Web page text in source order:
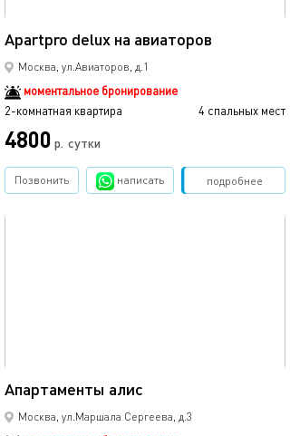
Apartpro delux на авиаторов
Москва, ул.Авиаторов, д.1
моментальное бронирование
2-комнатная квартира
4 спальных мест
4800 р. сутки
подробнее
Позвонить написать Забронировать
Апартаменты алис
Москва, ул.Маршала Сергеева, д.3